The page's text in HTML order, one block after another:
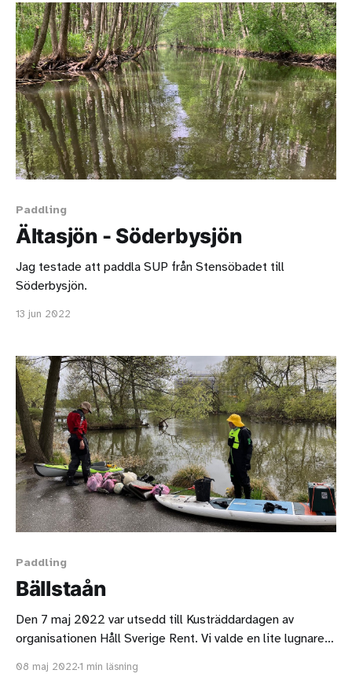
Paddling
Ältasjön - Söderbysjön
Jag testade att paddla SUP från Stensöbadet till
Söderbysjön.
13 jun 2022
Paddling
Bällstaån
Den 7 maj 2022 var utsedd till Kusträddardagen av
organisationen Håll Sverige Rent. Vi valde en lite lugnare
08 maj 20221 min läsning